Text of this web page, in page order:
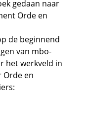
link
link
gedaan naar
Orde en
de beginnend
van mbo-
het werkveld in
Orde en